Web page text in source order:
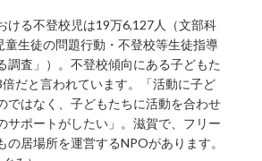
ける不登校児は19万6,127人（文部科
童生徒の問題行動・不登校等生徒指導
調査」）。不登校傾向にある子どもた
だと言われています。「活動に子ど
ではなく、子どもたちに活動を合わせ
サポートがしたい」。滋賀で、フリー
の居場所を運営するNPOがあります。